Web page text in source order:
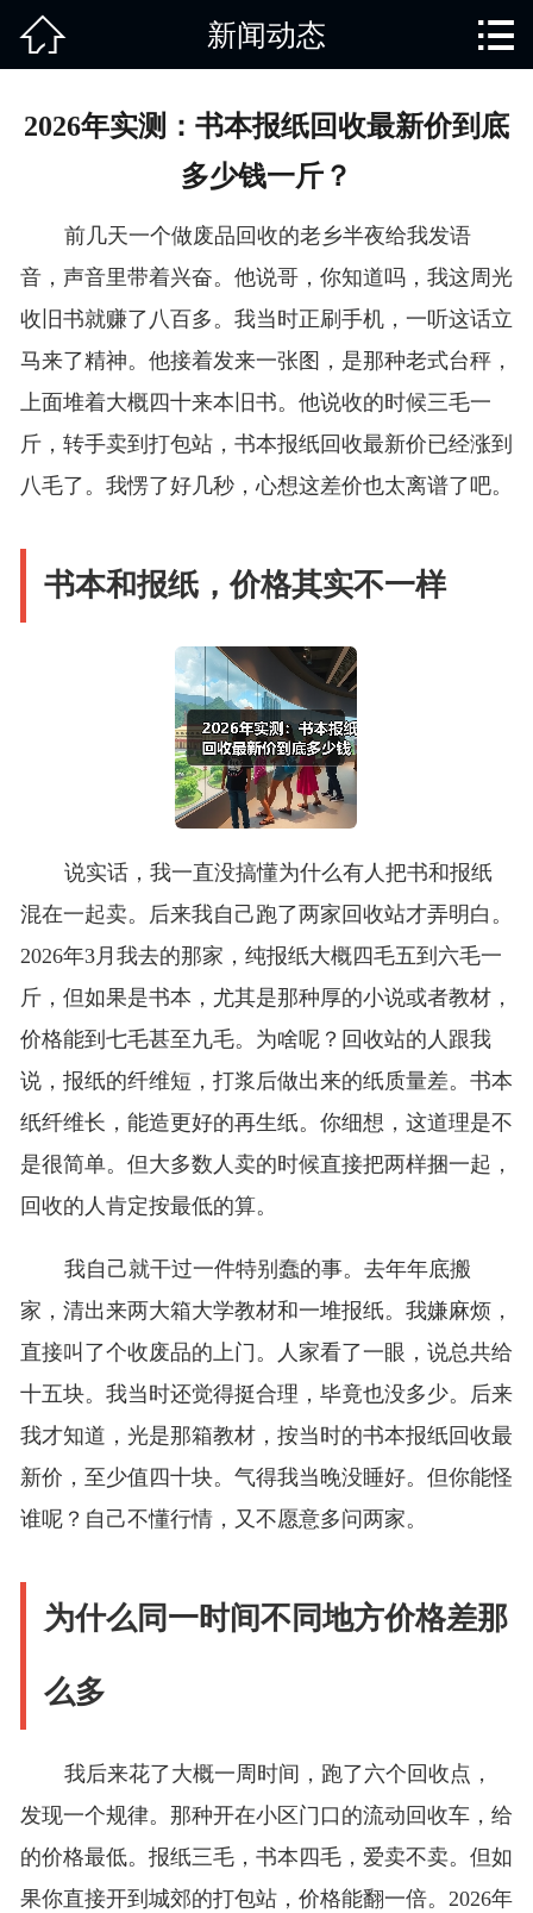
回收范围
服务项目
新闻动态
免责说明
 新闻动态 
2026年实测：书本报纸回收最新价到底
多少钱一斤？
前几天一个做废品回收的老乡半夜给我发语
音，声音里带着兴奋。他说哥，你知道吗，我这周光
收旧书就赚了八百多。我当时正刷手机，一听这话立
马来了精神。他接着发来一张图，是那种老式台秤，
上面堆着大概四十来本旧书。他说收的时候三毛一
斤，转手卖到打包站，书本报纸回收最新价已经涨到
八毛了。我愣了好几秒，心想这差价也太离谱了吧。
书本和报纸，价格其实不一样
说实话，我一直没搞懂为什么有人把书和报纸
混在一起卖。后来我自己跑了两家回收站才弄明白。
2026年3月我去的那家，纯报纸大概四毛五到六毛一
斤，但如果是书本，尤其是那种厚的小说或者教材，
价格能到七毛甚至九毛。为啥呢？回收站的人跟我
说，报纸的纤维短，打浆后做出来的纸质量差。书本
纸纤维长，能造更好的再生纸。你细想，这道理是不
是很简单。但大多数人卖的时候直接把两样捆一起，
回收的人肯定按最低的算。
我自己就干过一件特别蠢的事。去年年底搬
家，清出来两大箱大学教材和一堆报纸。我嫌麻烦，
直接叫了个收废品的上门。人家看了一眼，说总共给
十五块。我当时还觉得挺合理，毕竟也没多少。后来
我才知道，光是那箱教材，按当时的书本报纸回收最
新价，至少值四十块。气得我当晚没睡好。但你能怪
谁呢？自己不懂行情，又不愿意多问两家。
为什么同一时间不同地方价格差那
么多
我后来花了大概一周时间，跑了六个回收点，
发现一个规律。那种开在小区门口的流动回收车，给
的价格最低。报纸三毛，书本四毛，爱卖不卖。但如
果你直接开到城郊的打包站，价格能翻一倍。2026年